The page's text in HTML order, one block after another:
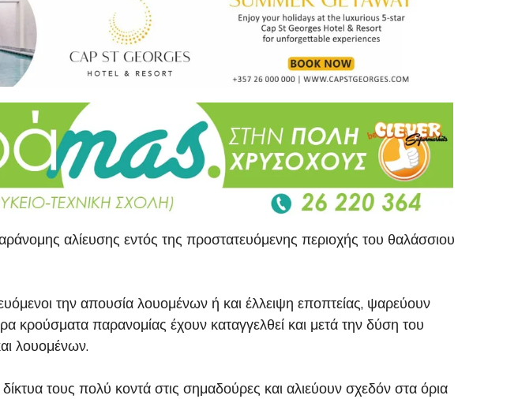
αλίευσης εντός της προστατευόμενης περιοχής του θαλάσσιου
την απουσία λουομένων ή και έλλειψη εποπτείας, ψαρεύουν
κρούσματα παρανομίας έχουν καταγγελθεί και μετά την δύση του
λουομένων.
τους πολύ κοντά στις σημαδούρες και αλιεύουν σχεδόν στα όρια